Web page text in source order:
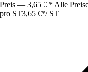
Preis — 3,65 € * Alle
pro ST3,65 €*/ ST